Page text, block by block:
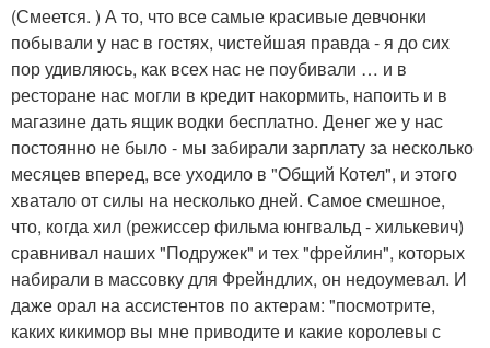
(Смеется. ) А то, что все самые красивые девчонки
побывали у нас в гостях, чистейшая правда - я до сих
пор удивляюсь, как всех нас не поубивали … и в
ресторане нас могли в кредит накормить, напоить и в
магазине дать ящик водки бесплатно. Денег же у нас
постоянно не было - мы забирали зарплату за несколько
месяцев вперед, все уходило в "Общий Котел", и этого
хватало от силы на несколько дней. Самое смешное,
что, когда хил (режиссер фильма юнгвальд - хилькевич)
сравнивал наших "Подружек" и тех "фрейлин", которых
набирали в массовку для Фрейндлих, он недоумевал. И
даже орал на ассистентов по актерам: "посмотрите,
каких кикимор вы мне приводите и какие королевы с